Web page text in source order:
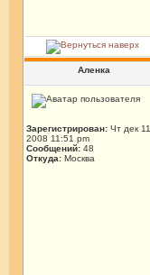
Аленка
Зарегистрирован: Чт дек 11,
2008 11:51 pm
Сообщений: 48
Откуда: Москва